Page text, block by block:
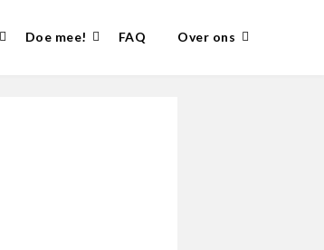
Doe mee! FAQ Over ons